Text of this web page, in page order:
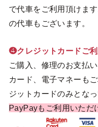
で代車をご利用頂けま
の代車もございます。
❹クレジットカードご
ご購入、修理のお支払
カード、電子マネーも
ジットカードのみとなっ
PayPayもご利用いただ